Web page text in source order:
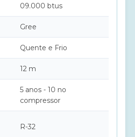
09.000 btus
Gree
Quente e Frio
12 m
5 anos - 10 no
compressor
R-32